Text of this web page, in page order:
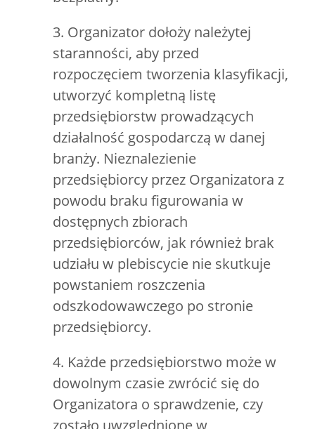
3. Organizator dołoży należytej
staranności, aby przed
rozpoczęciem tworzenia klasyfikacji,
utworzyć kompletną listę
przedsiębiorstw prowadzących
działalność gospodarczą w danej
branży. Nieznalezienie
przedsiębiorcy przez Organizatora z
powodu braku figurowania w
dostępnych zbiorach
przedsiębiorców, jak również brak
udziału w plebiscycie nie skutkuje
powstaniem roszczenia
odszkodowawczego po stronie
przedsiębiorcy.
4. Każde przedsiębiorstwo może w
dowolnym czasie zwrócić się do
Organizatora o sprawdzenie, czy
zostało uwzględnione w